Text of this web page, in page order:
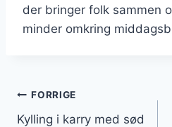
der bringer folk sammen
minder omkring
FORRIGE
Kylling i karry med sød